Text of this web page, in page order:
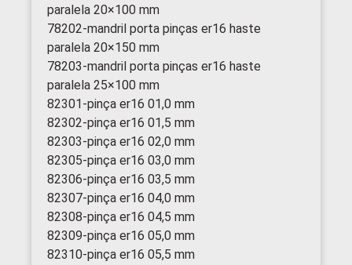
paralela 20×100 mm
78202-mandril porta pinças er16 haste
paralela 20×150 mm
78203-mandril porta pinças er16 haste
paralela 25×100 mm
82301-pinça er16 01,0 mm
82302-pinça er16 01,5 mm
82303-pinça er16 02,0 mm
82305-pinça er16 03,0 mm
82306-pinça er16 03,5 mm
82307-pinça er16 04,0 mm
82308-pinça er16 04,5 mm
82309-pinça er16 05,0 mm
82310-pinça er16 05,5 mm